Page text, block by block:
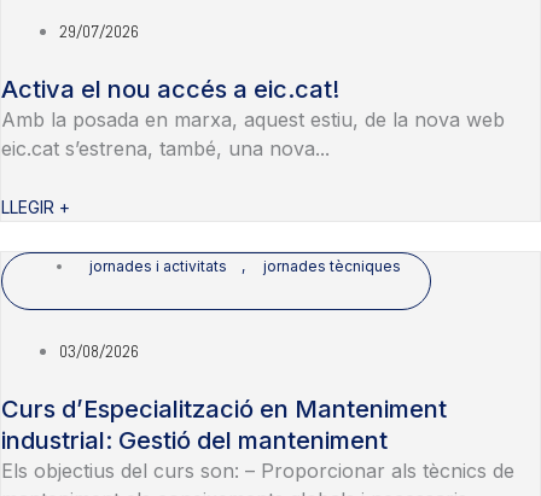
29/07/2026
Activa el nou accés a eic.cat!
Amb la posada en marxa, aquest estiu, de la nova web
eic.cat s’estrena, també, una nova...
LLEGIR +
jornades i activitats , jornades tècniques
03/08/2026
Curs d’Especialització en Manteniment
industrial: Gestió del manteniment
Els objectius del curs son: – Proporcionar als tècnics de